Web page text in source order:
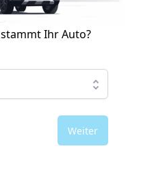
Ihr Auto?
Weiter